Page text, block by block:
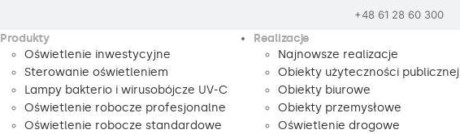
+48 61 28 60 300
Produkty
Oświetlenie inwestycyjne
Sterowanie oświetleniem
Lampy bakterio i wirusobójcze UV-C
Oświetlenie robocze profesjonalne
Oświetlenie robocze standardowe
Realizacje
Najnowsze realizacje
Obiekty użyteczności publicznej
Obiekty biurowe
Obiekty przemysłowe
Oświetlenie drogowe